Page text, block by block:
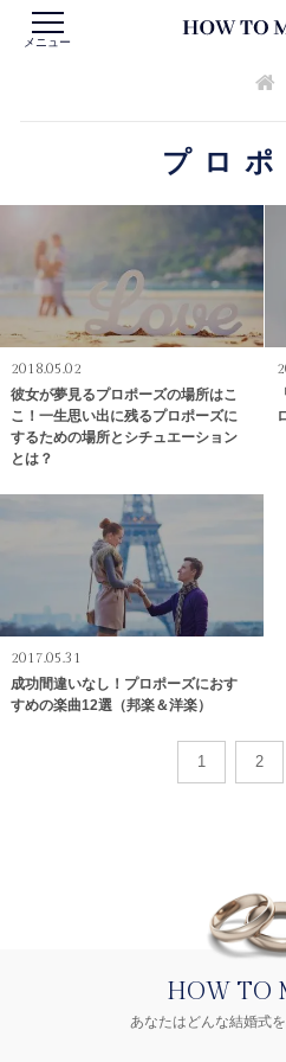
メニュー
プロ
2018.05.02
彼女が夢見るプロポーズの場所はこ
こ！一生思い出に残るプロポーズに
するための場所とシチュエーション
とは？
2017.05.31
成功間違いなし！プロポーズにおす
すめの楽曲12選（邦楽＆洋楽）
1 2
HOW TO
あなたはどんな結婚式